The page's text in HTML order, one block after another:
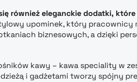
również eleganckie dodatki,
upominek, który pracownicy
biznesowych, a dzięki
kawy – kawa speciality w
i gadżetami tworzy spójny